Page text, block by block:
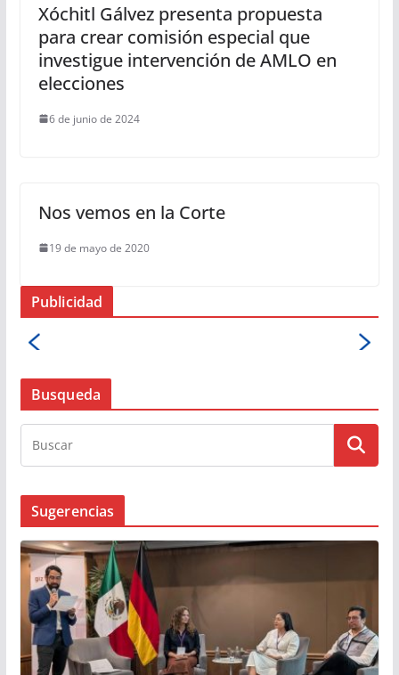
Xóchitl Gálvez presenta propuesta
para crear comisión especial que
investigue intervención de AMLO en
elecciones
6 de junio de 2024
Nos vemos en la Corte
19 de mayo de 2020
Publicidad
Busqueda
Sugerencias